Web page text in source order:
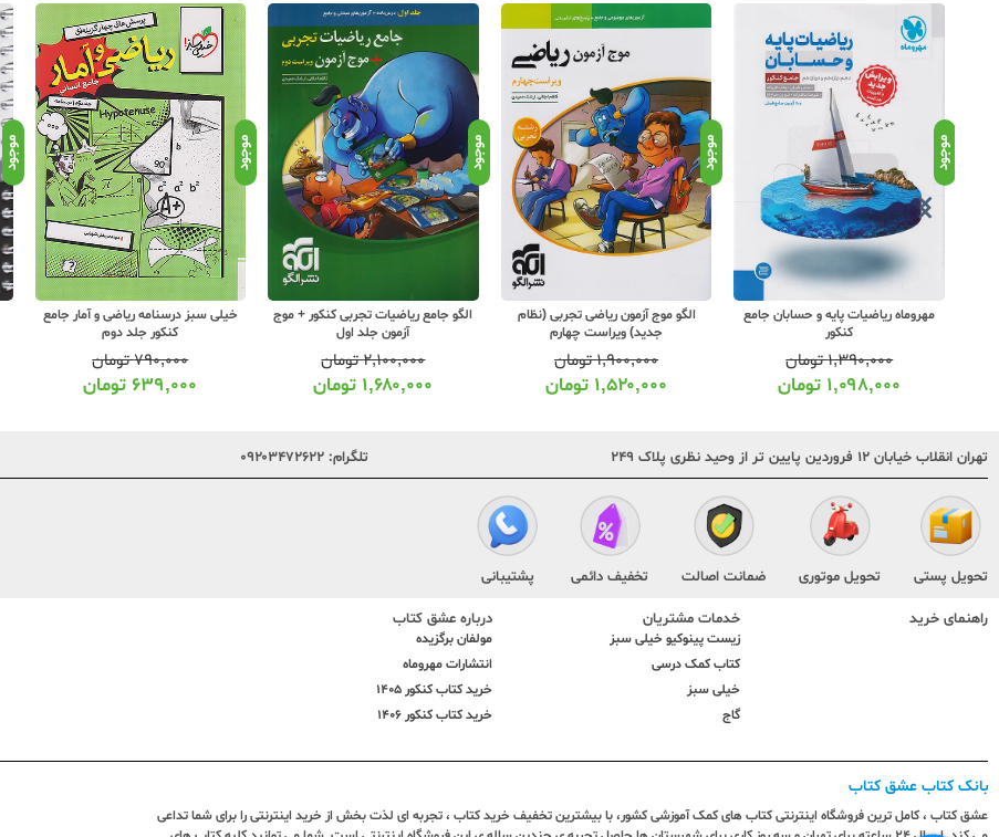
موجود
مهروماه ریاضیات پایه و حسابان جامع
کنکور
۱,۳۹۰,۰۰۰تومان
۱,۰۹۸,۰۰۰ تومان
موجود
الگو موج آزمون ریاضی تجربی (نظام
جدید) ویراست چهارم
۱,۹۰۰,۰۰۰تومان
۱,۵۲۰,۰۰۰ تومان
موجود
الگو جامع ریاضیات تجربی کنکور + موج
آزمون جلد اول
۲,۱۰۰,۰۰۰تومان
۱,۶۸۰,۰۰۰ تومان
موجود
خیلی سبز درسنامه ریاضی و آمار جامع
کنکور جلد دوم
۷۹۰,۰۰۰تومان
۶۳۹,۰۰۰تومان
موجود
تهران انقلاب خیابان ۱۲ فروردین پایین تر از وحید نظری پلاک ۲۴۹ تلگرام: ۰۹۲۰۳۴۷۲۶۲۲
تحویل پستی تحویل موتوری ضمانت اصالت تخفیف دائمی پشتیبانی
راهنمای خرید خدمات مشتریان
زیست پینوکیو خیلی سبز
کتاب کمک درسی
خیلی سبز
گاج
درباره عشق کتاب
مولفان برگزیده
انتشارات مهروماه
خرید کتاب کنکور 1405
خرید کتاب کنکور 1406
بانک کتاب عشق کتاب
عشق کتاب ، کامل ترین فروشگاه اینترنتی کتاب های کمک آموزشی کشور، با بیشترین تخفیف خرید کتاب ، تجربه ای لذت بخش از خرید اینترنتی را برای شما تداعی